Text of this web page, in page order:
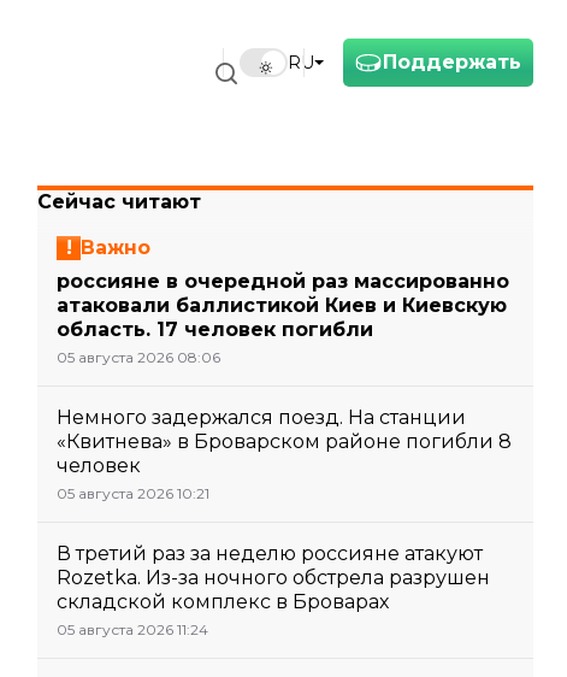
Поддержать
RU
Сейчас читают
Важно
россияне в очередной раз массированно
атаковали баллистикой Киев и Киевскую
область. 17 человек погибли
05 августа 2026 08:06
Немного задержался поезд. На станции
«Квитнева» в Броварском районе погибли 8
человек
05 августа 2026 10:21
В третий раз за неделю россияне атакуют
Rozetka. Из-за ночного обстрела разрушен
складской комплекс в Броварах
05 августа 2026 11:24